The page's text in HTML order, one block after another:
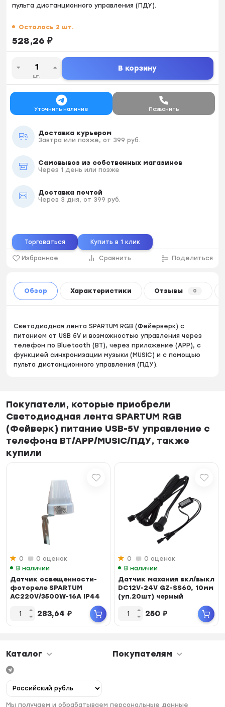
пульта дистанционного управления (ПДУ).
Осталось 2 шт.
528,26 ₽
шт.
В корзину
Уточнить наличие Позвонить
Доставка курьером
Завтра или позже, от 399 руб.
Самовывоз из собственных магазинов
Через 1 день или позже
Доставка почтой
Через 3 дня, от 399 руб.
Избранное Сравнить Поделиться
Торговаться Купить в 1 клик
Обзор Характеристики Отзывы 0
Светодиодная лента SPARTUM RGB (Фейерверк) с
питанием от USB 5V и возможностью управления через
телефон по Bluetooth (BT), через приложение (APP), с
функцией синхронизации музыки (MUSIC) и с помощью
пульта дистанционного управления (ПДУ).
Покупатели, которые приобрели
Светодиодная лента SPARTUM RGB
(Фейверк) питание USB-5V управление с
телефона BT/APP/MUSIC/ПДУ, также
купили
0
0 оценок
В наличии
Датчик освещенности-
фотореле SPARTUM
AC220V/3500W-16A IP44
283,64 ₽
0
0 оценок
В наличии
Датчик махания вкл/выкл
DC12V-24V GZ-SS60, 10мм
(уп.20шт) черный
250 ₽
Каталог Покупателям
Мы получаем и обрабатываем персональные данные